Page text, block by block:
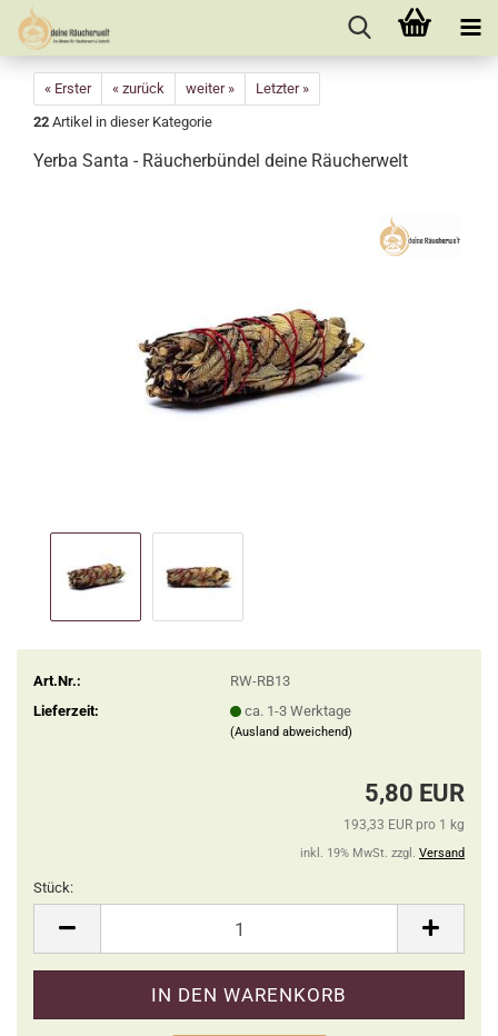
« Erster « zurück weiter »
Letzter »
22 Artikel in dieser Kategorie
Yerba Santa - Räucherbündel deine Räucherwelt
Art.Nr.:
RW-RB13
Lieferzeit:
ca. 1-3 Werktage
(Ausland abweichend)
5,80 EUR
193,33 EUR pro 1 kg
inkl. 19% MwSt. zzgl. Versand
Stück: